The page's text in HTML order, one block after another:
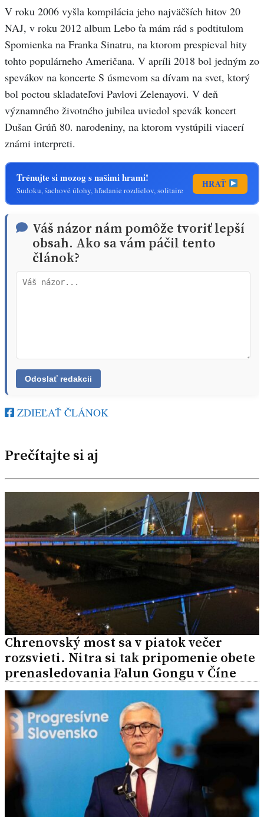
V roku 2006 vyšla kompilácia jeho najväčších hitov 20
NAJ, v roku 2012 album Lebo ťa mám rád s podtitulom
Spomienka na Franka Sinatru, na ktorom prespieval hity
tohto populárneho Američana. V apríli 2018 bol jedným zo
spevákov na koncerte S úsmevom sa dívam na svet, ktorý
bol poctou skladateľovi Pavlovi Zelenayovi. V deň
významného životného jubilea uviedol spevák koncert
Dušan Grúň 80. narodeniny, na ktorom vystúpili viacerí
známi interpreti.
Trénujte si mozog s našimi hrami!
Sudoku, šachové úlohy, hľadanie rozdielov, solitaire
HRAŤ
Váš názor nám pomôže tvoriť lepší
obsah. Ako sa vám páčil tento
článok?
ZDIEĽAŤ ČLÁNOK
Prečítajte si aj
Chrenovský most sa v piatok večer
rozsvieti. Nitra si tak pripomenie obete
prenasledovania Falun Gongu v Číne